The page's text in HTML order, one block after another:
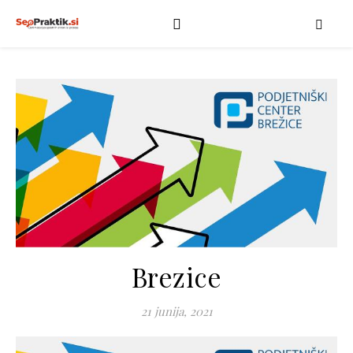
Brezice
21 junija, 2021